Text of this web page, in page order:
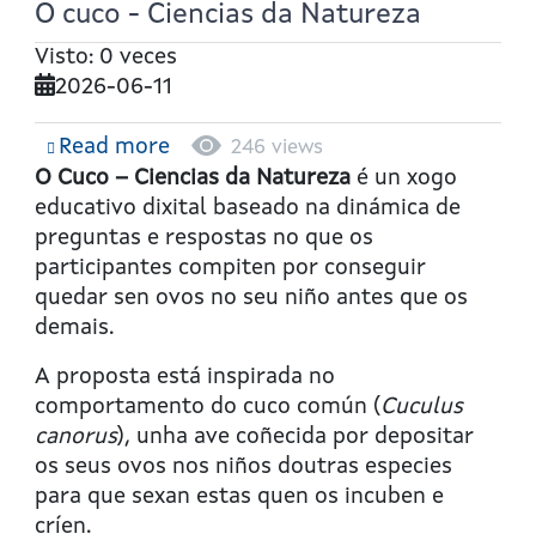
O cuco - Ciencias da Natureza
Visto: 0 veces
2026-06-11
Read moreabout
O
cuco
-
Ciencias
da
246 views
O Cuco – Ciencias da Natureza é un xogo
educativo dixital baseado na dinámica de
preguntas e respostas no que os
participantes compiten por conseguir
quedar sen ovos no seu niño antes que os
demais.
A proposta está inspirada no
comportamento do cuco común (Cuculus
canorus), unha ave coñecida por depositar
os seus ovos nos niños doutras especies
para que sexan estas quen os incuben e
críen.